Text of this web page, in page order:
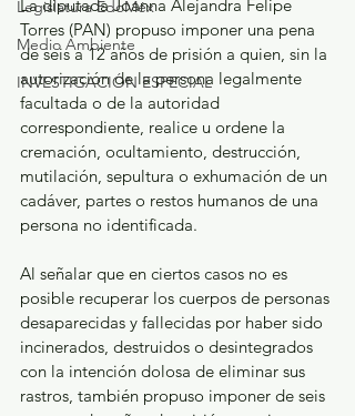
Legislatura EdoMéx
Medio Ambiente
INVESTIGACIÓN ESPECIAL
La diputada Joanna Alejandra Felipe
Torres (PAN) propuso imponer una pena
de seis a 12 años de prisión a quien, sin la
autorización de la persona legalmente
facultada o de la autoridad
correspondiente, realice u ordene la
cremación, ocultamiento, destrucción,
mutilación, sepultura o exhumación de un
cadáver, partes o restos humanos de una
persona no identificada.
Al señalar que en ciertos casos no es
posible recuperar los cuerpos de personas
desaparecidas y fallecidas por haber sido
incinerados, destruidos o desintegrados
con la intención dolosa de eliminar sus
rastros, también propuso imponer de seis